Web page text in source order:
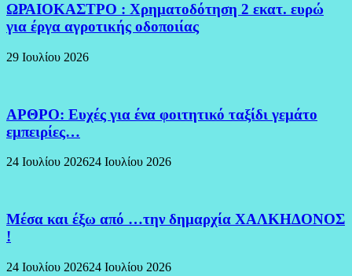
ΩΡΑΙΟΚΑΣΤΡΟ : Χρηματοδότηση 2 εκατ. ευρώ
για έργα αγροτικής οδοποιίας
29 Ιουλίου 2026
ΑΡΘΡΟ: Ευχές για ένα φοιτητικό ταξίδι γεμάτο
εμπειρίες…
24 Ιουλίου 202624 Ιουλίου 2026
Μέσα και έξω από …την δημαρχία ΧΑΛΚΗΔΟΝΟΣ
!
24 Ιουλίου 202624 Ιουλίου 2026